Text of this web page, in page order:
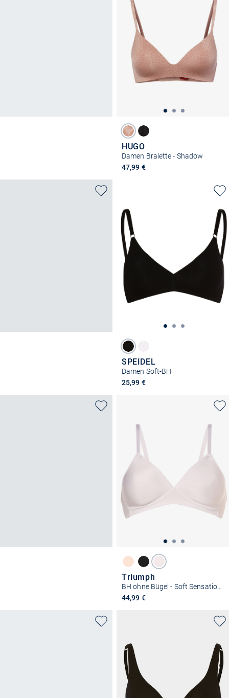
HUGO
Damen Bralette - Shadow
47,99 €
SPEIDEL
Damen Soft-BH
25,99 €
Triumph
BH ohne Bügel - Soft Sensation P
44,99 €